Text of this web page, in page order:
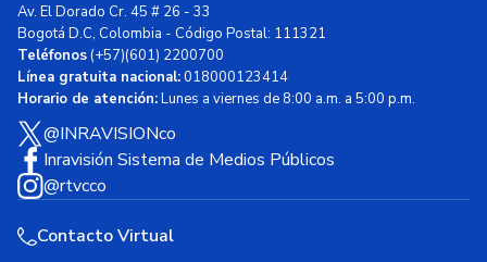
Av. El Dorado Cr. 45 # 26 - 33
Bogotá D.C, Colombia - Código Postal: 111321
Teléfonos(+57)(601) 2200700
Línea gratuita nacional:018000123414
Horario de atención:Lunes a viernes de 8:00 a.m. a 5:00 p.m.
@INRAVISIONco
Inravisión Sistema de Medios Públicos
@rtvcco
Contacto Virtual